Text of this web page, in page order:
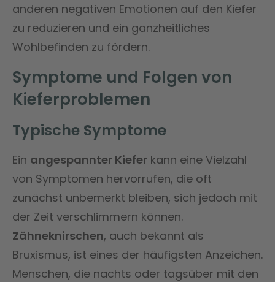
anderen negativen Emotionen auf den Kiefer
zu reduzieren und ein ganzheitliches
Wohlbefinden zu fördern.
Symptome und Folgen von
Kieferproblemen
Typische Symptome
Ein angespannter Kiefer kann eine Vielzahl
von Symptomen hervorrufen, die oft
zunächst unbemerkt bleiben, sich jedoch mit
der Zeit verschlimmern können.
Zähneknirschen, auch bekannt als
Bruxismus, ist eines der häufigsten Anzeichen.
Menschen, die nachts oder tagsüber mit den